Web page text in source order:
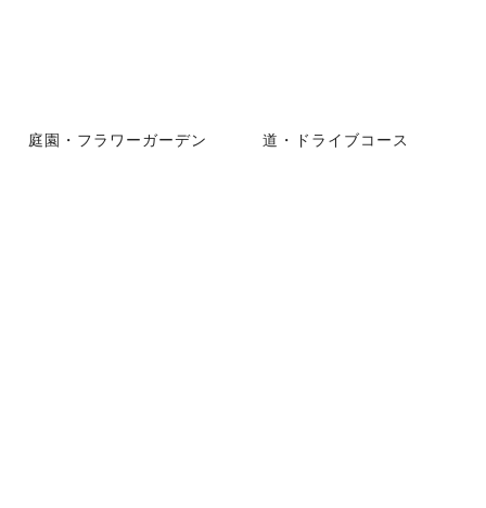
庭園・フラワーガーデン 道・ドライブコース